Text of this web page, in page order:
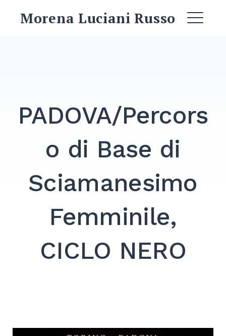
Morena Luciani Russo
EXPAND
EXPAND
Search
PADOVA/Percors
o di Base di
Sciamanesimo
Femminile,
CICLO NERO